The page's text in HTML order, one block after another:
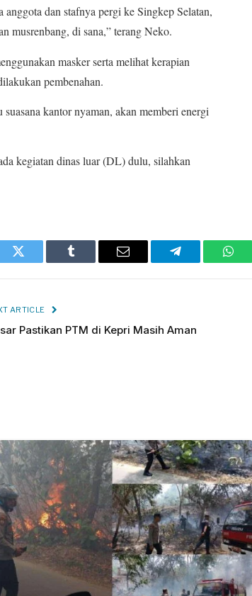
dan stafnya pergi ke Singkep Selatan,
musrenbang, di sana,” terang Neko.
masker serta melihat kerapian
pembenahan.
kantor nyaman, akan memberi energi
kegiatan dinas luar (DL) dulu, silahkan
Twitter Tumblr Email Telegram
ARTICLE
Pastikan PTM di Kepri Masih Aman